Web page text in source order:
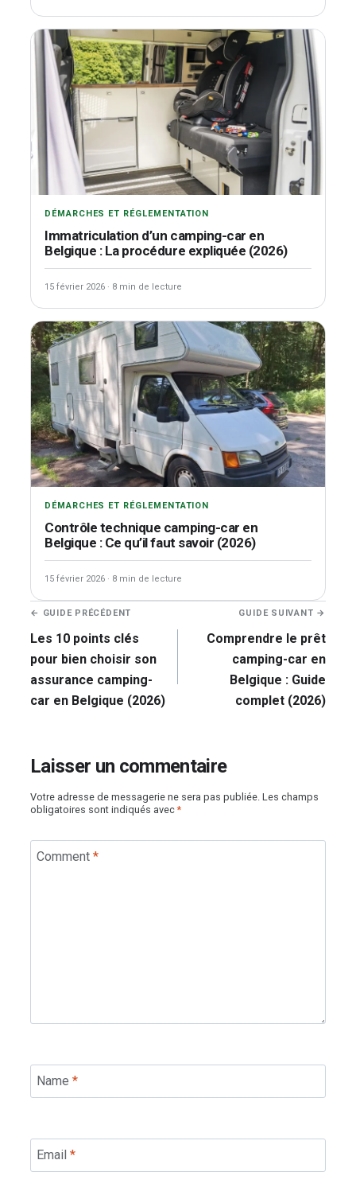
DÉMARCHES ET RÉGLEMENTATION
Immatriculation d’un camping-car en
Belgique : La procédure expliquée (2026)
15 février 2026 · 8 min de lecture
DÉMARCHES ET RÉGLEMENTATION
Contrôle technique camping-car en
Belgique : Ce qu’il faut savoir (2026)
15 février 2026 · 8 min de lecture
Navigation
de
l’article
← GUIDE PRÉCÉDENT
Les 10 points clés
pour bien choisir son
assurance camping-
car en Belgique (2026)
GUIDE SUIVANT →
Comprendre le prêt
camping-car en
Belgique : Guide
complet (2026)
Laisser un commentaire
Votre adresse de messagerie ne sera pas publiée. Les champs
obligatoires sont indiqués avec*
Comment *
Name *
Email *